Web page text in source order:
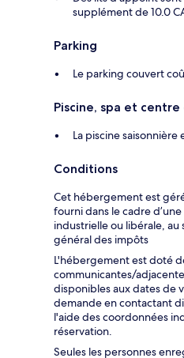
supplément de 10.0
Parking
Le parking couvert
Piscine, spa et
La piscine
Conditions
Cet hébergement est
fourni dans le cadre
industrielle ou libérale, au
général des impôts
L'hébergement est doté
communicantes/
disponibles aux dates de
demande en contactant
l'aide des coordonnées
réservation.
Seules les personnes